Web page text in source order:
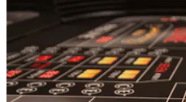
Admission Testing
Tuition Fees
Inquiry Form
Apply
School Life
Daycare
Junior Kindergarten